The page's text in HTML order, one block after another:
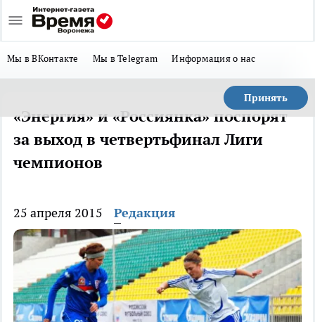
Мы в ВКонтакте Мы в Telegram Информация о нас
Принять
«Энергия» и «Россиянка» поспорят
за выход в четвертьфинал Лиги
чемпионов
25 апреля 2015 Редакция